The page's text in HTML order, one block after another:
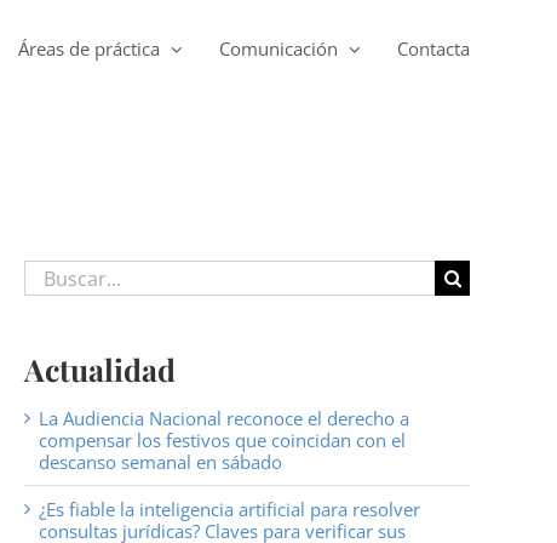
Áreas de práctica Comunicación Contacta
Buscar:
Actualidad
La Audiencia Nacional reconoce el derecho a
compensar los festivos que coincidan con el
descanso semanal en sábado
¿Es fiable la inteligencia artificial para resolver
consultas jurídicas? Claves para verificar sus